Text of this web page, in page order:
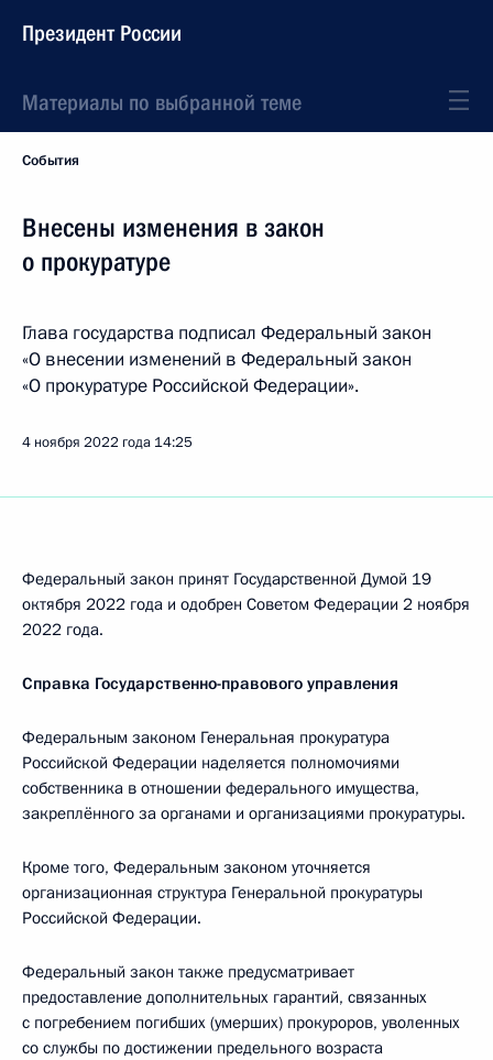
Президент России
Материалы по выбранной теме
События
Внесены изменения в закон
о прокуратуре
Глава государства подписал Федеральный закон
«О внесении изменений в Федеральный закон
«О прокуратуре Российской Федерации».
4 ноября 2022 года 14:25
Федеральный закон принят Государственной Думой 19
октября 2022 года и одобрен Советом Федерации 2 ноября
2022 года.
Справка Государственно-правового управления
Федеральным законом Генеральная прокуратура
Российской Федерации наделяется полномочиями
собственника в отношении федерального имущества,
закреплённого за органами и организациями прокуратуры.
Кроме того, Федеральным законом уточняется
организационная структура Генеральной прокуратуры
Российской Федерации.
Федеральный закон также предусматривает
предоставление дополнительных гарантий, связанных
с погребением погибших (умерших) прокуроров, уволенных
со службы по достижении предельного возраста